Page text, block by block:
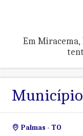
Em
Palmas - TO